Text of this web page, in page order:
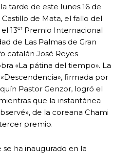
tarde de este lunes 16 de
de Mata, el fallo del
13er Premio Internacional
de Las Palmas de Gran
catalán José Reyes
«La pátina del tiempo». La
firmada por
Pastor Genzor, logró el
que la instantánea
de la coreana Chami
premio.
se ha inaugurado en la